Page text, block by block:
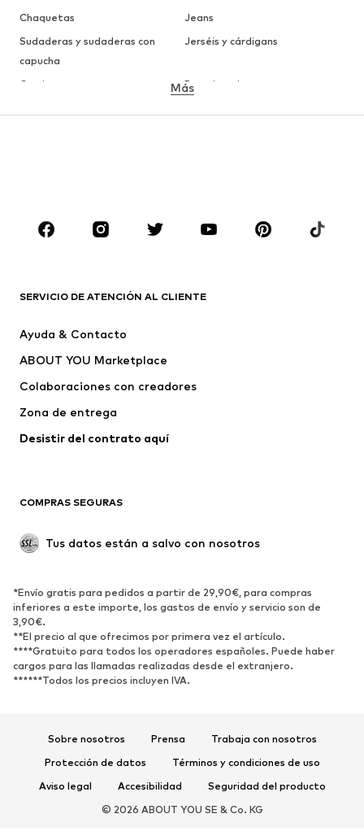
Chaquetas
Jeans
Sudaderas y sudaderas con
capucha
Jerséis y cárdigans
Camisetas
Ropa interior
ROPA
Camisetas
Jeans
Pantalones
Ropa interior
Jerséis y cárdigans
Trajes y chaquetas
Ropa de baño
Nuevo
Tendencia
Zapatos bajos
Zapatos deportivos
Zapatos abiertos
DEPORTE
Ropa deportiva
Disciplinas deportivas
Complementos deportivos
COMPLEMENTOS
Más
SERVICIO DE ATENCIÓN AL CLIENTE
Ayuda & Contacto
ABOUT YOU Marketplace
Colaboraciones con creadores
Zona de entrega
Desistir del contrato aquí
COMPRAS SEGURAS
Tus datos están a salvo con nosotros
*Envío gratis para pedidos a partir de 29,90€, para compras
inferiores a este importe, los gastos de envío y servicio son de
3,90€.
**El precio al que ofrecimos por primera vez el artículo.
****Gratuito para todos los operadores españoles. Puede haber
cargos para las llamadas realizadas desde el extranjero.
******Todos los precios incluyen IVA.
Sobre nosotros Prensa
Trabaja con nosotros
Protección de datos
Términos y condiciones de uso
Aviso legal
Accesibilidad
Seguridad del producto
© 2026 ABOUT YOU SE & Co. KG